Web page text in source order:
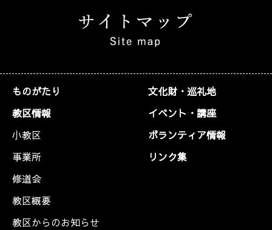
ものがたり
教区情報
小教区
事業所
修道会
教区概要
教区からのお知らせ
文化財・巡礼地
イベント・講座
ボランティア情報
リンク集